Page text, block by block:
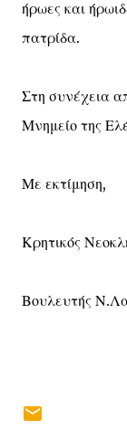
ήρωες και
πατρίδα.
Στη συνέχεια
Μνημείο της
Με εκτίμηση,
Κρητικός
Βουλευτής